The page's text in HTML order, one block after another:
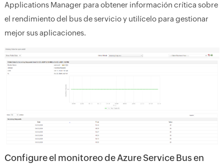
Applications Manager para obtener información crítica sobre
el rendimiento del bus de servicio y utilícelo para gestionar
mejor sus aplicaciones.
Configure el monitoreo de Azure Service Bus en